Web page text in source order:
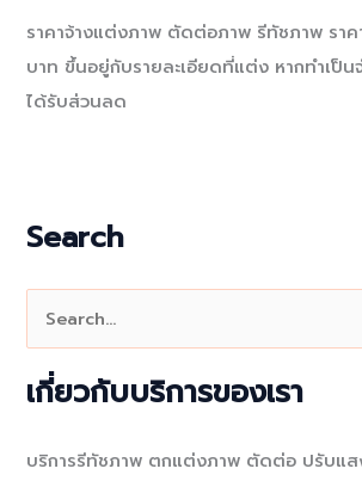
ราคาจ้างแต่งภาพ ตัดต่อภาพ รีทัชภาพ รา
บาท ขึ้นอยู่กับรายละเอียดที่แต่ง หากทำเป็น
ได้รับส่วนลด
Search
r
เกี่ยวกับบริการของเรา
บริการรีทัชภาพ ตกแต่งภาพ ตัดต่อ ปรับแส